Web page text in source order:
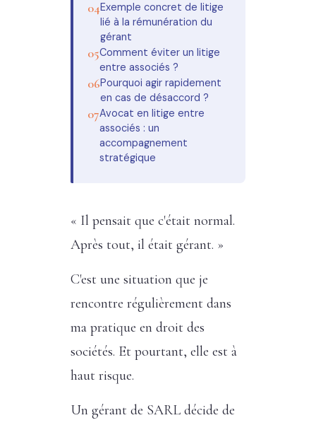
Exemple concret de litige
lié à la rémunération du
gérant
Comment éviter un litige
entre associés ?
Pourquoi agir rapidement
en cas de désaccord ?
Avocat en litige entre
associés : un
accompagnement
stratégique
« Il pensait que c'était normal.
Après tout, il était gérant. »
C'est une situation que je
rencontre régulièrement dans
ma pratique en droit des
sociétés. Et pourtant, elle est à
haut risque.
Un gérant de SARL décide de